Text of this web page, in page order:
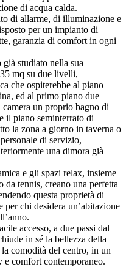
di acqua calda.
di allarme, di illuminazione e
per un impianto di
garanzia di comfort in ogni
studiato nella sua
mq su due livelli,
che ospiterebbe al piano
ed al primo piano due
un proprio bagno di
il piano seminterrato di
la zona a giorno in taverna o
di servizio,
una dimora già
e gli spazi relax, insieme
da tennis, creano una perfetta
questa proprietà di
per chi desidera un’abitazione
accesso, a due passi dal
in sé la bellezza della
comodità del centro, in un
comfort contemporaneo.